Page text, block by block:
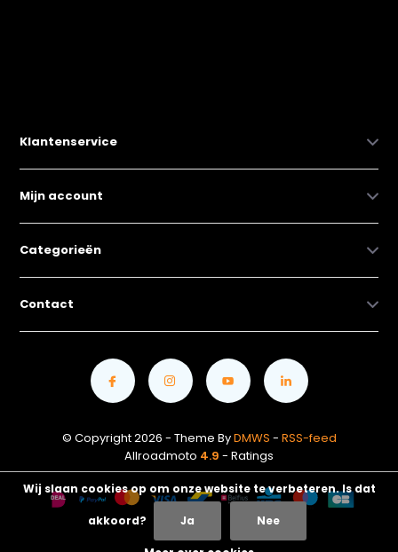
Klantenservice
Mijn account
Categorieën
Contact
© Copyright 2026 - Theme ByDMWS - RSS-feed
Allroadmoto 4.9 - Ratings
Wij slaan cookies op om onze website te verbeteren. Is dat
akkoord? Ja Nee